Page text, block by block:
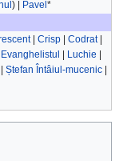
) | Pavel *
| Crisp Codrat|
Luchie
Ștefan Întâiul-mucenic|